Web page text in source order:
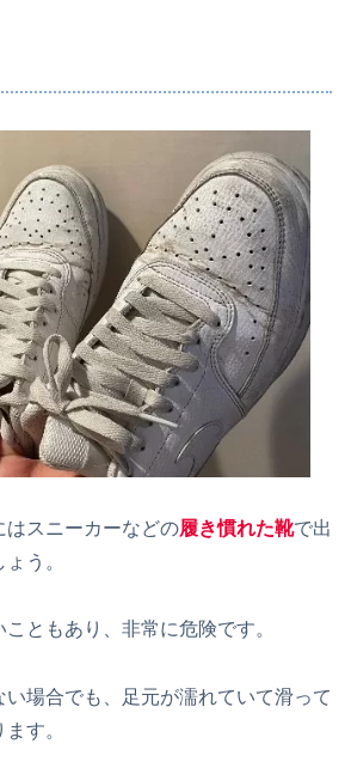
はスニーカーなどの履き慣れた靴で出
う。
ともあり、非常に危険です。
い場合でも、足元が濡れていて滑って
す。